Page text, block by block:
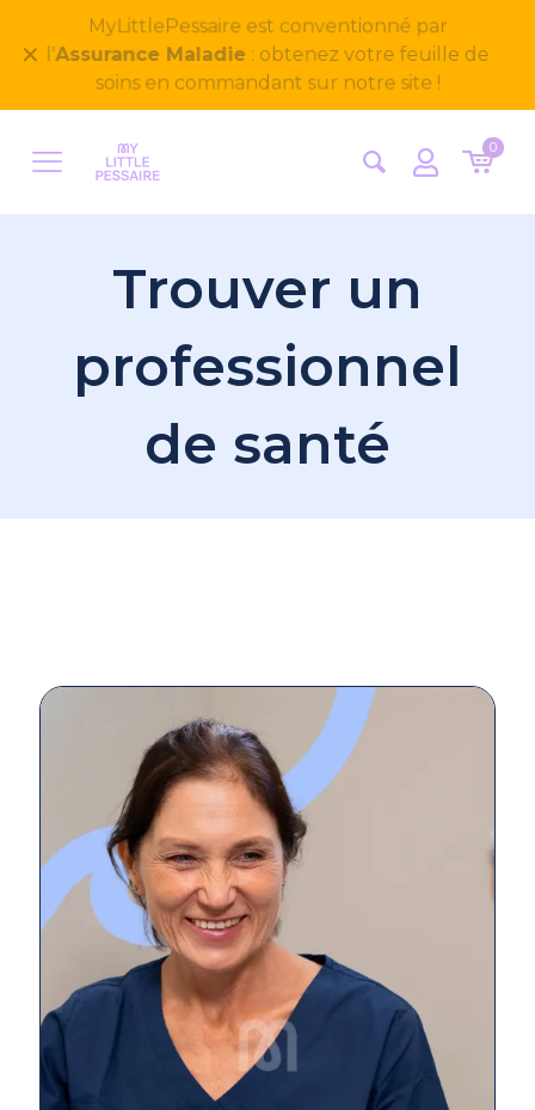
Bienvenue sur notre nouveau site
MyLittlePessaire ! Nous avons hâte d'avoir vos
retours
✕
0
Trouver un
professionnel
de santé